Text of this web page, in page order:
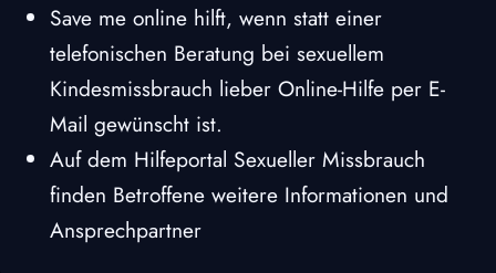
Save me online hilft, wenn statt einer
telefonischen Beratung bei sexuellem
Kindesmissbrauch lieber Online-Hilfe per E-
Mail gewünscht ist.
Auf dem Hilfeportal Sexueller Missbrauch
finden Betroffene weitere Informationen und
Ansprechpartner